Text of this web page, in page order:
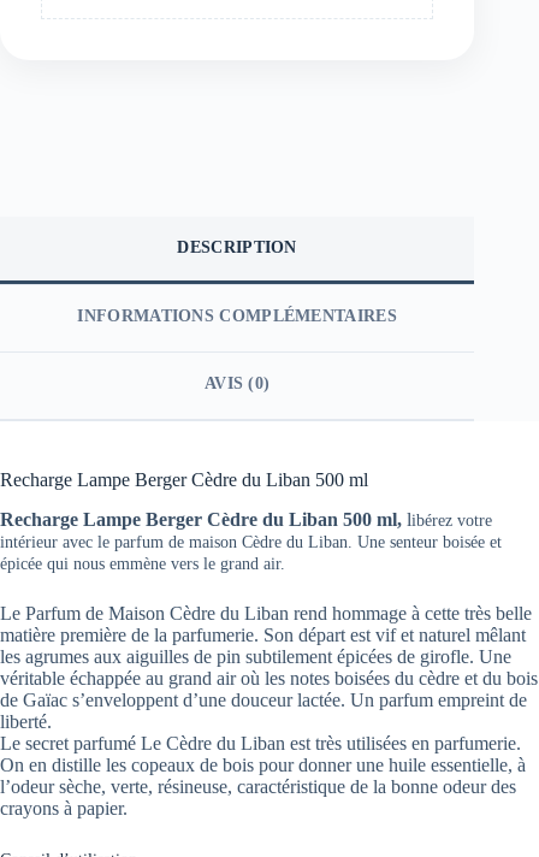
DESCRIPTION
INFORMATIONS COMPLÉMENTAIRES
AVIS (0)
Recharge Lampe Berger Cèdre du Liban 500 ml
Recharge Lampe Berger Cèdre du Liban 500 ml, libérez votre
intérieur avec le parfum de maison Cèdre du Liban. Une senteur boisée et
épicée qui nous emmène vers le grand air.
Le Parfum de Maison Cèdre du Liban rend hommage à cette très belle
matière première de la parfumerie. Son départ est vif et naturel mêlant
les agrumes aux aiguilles de pin subtilement épicées de girofle. Une
véritable échappée au grand air où les notes boisées du cèdre et du bois
de Gaïac s’enveloppent d’une douceur lactée. Un parfum empreint de
liberté.
Le secret parfumé Le Cèdre du Liban est très utilisées en parfumerie.
On en distille les copeaux de bois pour donner une huile essentielle, à
l’odeur sèche, verte, résineuse, caractéristique de la bonne odeur des
crayons à papier.